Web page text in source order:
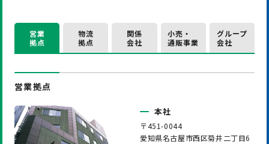
営業
拠点
物流
拠点
関係
会社
小売・
通販事業
グループ
会社
営業拠点
本社
〒451-0044
愛知県名古屋市西区菊井二丁目6